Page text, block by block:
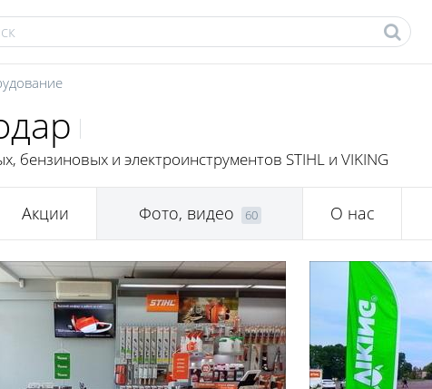
бензиновых и электроинструментов STIHL и VIKING
Акции Фото, видео 60 О нас